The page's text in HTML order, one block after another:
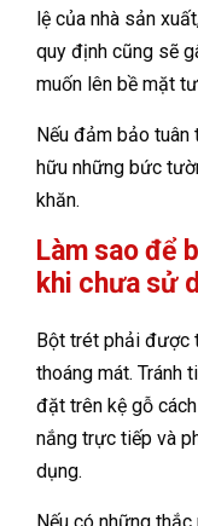
lệ của nhà sản
quy định cũng sẽ
muốn lên bề mặt
Nếu đảm bảo
hữu những bức
khăn.
Làm sao để
khi chưa sử
Bột trét phải được
thoáng mát. Tránh
đặt trên kệ gỗ
nắng trực tiếp và
dụng.